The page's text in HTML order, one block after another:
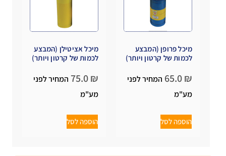
מיכל פרופן (המבצע
לכמות של קרטון ויותר)
₪
המחיר לפני
מע"מ
הוספה לסל
מיכל אציטילן (המבצע
לכמות של קרטון ויותר)
₪
המחיר לפני
מע"מ
הוספה לסל